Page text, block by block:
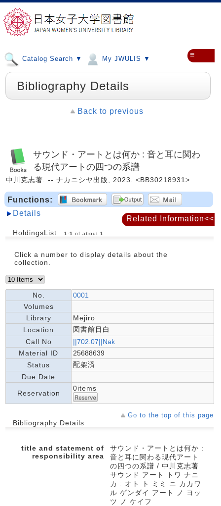
Catalog Search ▼ My JWULIS ▼ ≡
Bibliography Details
Back to previous
サウンド・アートとは何か : 音と耳に関わ
る現代アートの四つの系譜
中川克志著. -- ナカニシヤ出版, 2023. <BB30218931>
Functions:
Details
HoldingsList 1 -1 of about 1
Click a number to display details about the
collection.
No.
0001
Volumes
Library
Mejiro
Location
図書館目白
Call No
||702.07||Nak
Material ID
25688639
Status
配架済
Due Date
Reservation
0items
Go to the top of this page
Bibliography Details
title and statement of
responsibility area
サウンド・アートとは何か :
音と耳に関わる現代アート
の四つの系譜 / 中川克志著
サウンド アート トワ ナニ
カ : オト ト ミミ ニ カカワ
ル ゲンダイ アート ノ ヨッ
ツ ノ ケイフ
Related Information<<